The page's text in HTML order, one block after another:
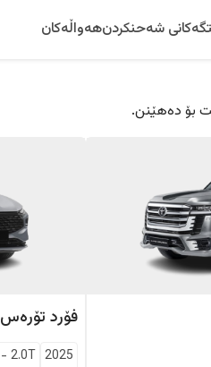
شەحنکردنهەواڵەکان
بۆ دەهێنن.
فۆرد تۆرەس
2025
- 2.0T